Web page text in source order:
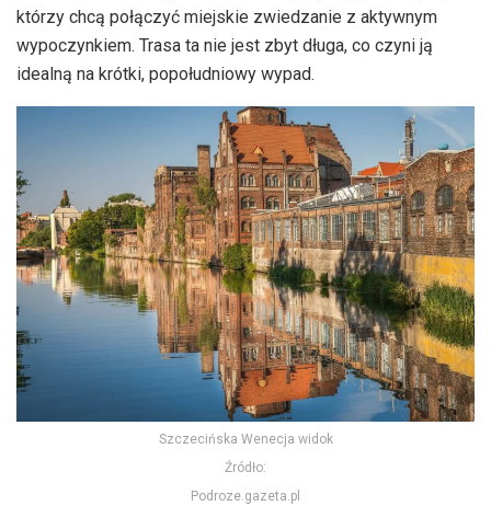
którzy chcą połączyć miejskie zwiedzanie z aktywnym
wypoczynkiem. Trasa ta nie jest zbyt długa, co czyni ją
idealną na krótki, popołudniowy wypad.
Szczecińska Wenecja widok
Źródło:
Podroze.gazeta.pl